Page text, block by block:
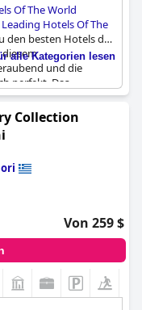
Of The World
Hotels Of The
den besten Hotels der
und die
perfekt. Das
bietet den Gästen
Hotel mit
das beste
und gilt als das beste
Ruf als eines der
alle Kategorien lesen
Collection
Von 259 $